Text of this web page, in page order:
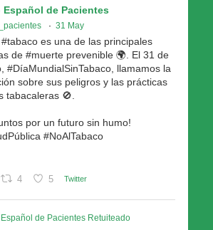
Español de Pacientes
· 31 May
es una de las principales
de #muerte prevenible 🌍. El 31 de
#DíaMundialSinTabaco, llamamos la
sobre sus peligros y las prácticas
tabacaleras 🚫.
por un futuro sin humo!
#NoAlTabaco
4 5 Twitter
Español de Pacientes Retuiteado